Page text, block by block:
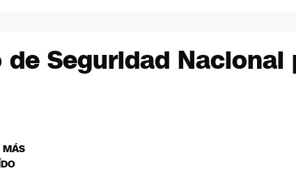
Seguridad
MÁS